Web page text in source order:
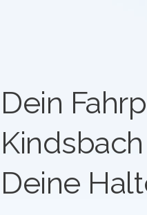
Dein
Kindsbach
Deine